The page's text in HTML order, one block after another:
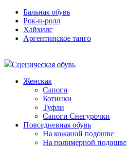
Бальная обувь
Рок-н-ролл
Хайхилс
Аргентинское танго
Сценическая обувь
Женская
Сапоги
Ботинки
Туфли
Сапоги Снегурочки
Повседневная обувь
На кожаной подошве
На полимерной подошве